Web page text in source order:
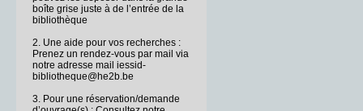
boîte grise juste à de l’entrée de la
bibliothèque
2. Une aide pour vos recherches :
Prenez un rendez-vous par mail via
notre adresse mail iessid-
bibliotheque@he2b.be
3. Pour une réservation/demande